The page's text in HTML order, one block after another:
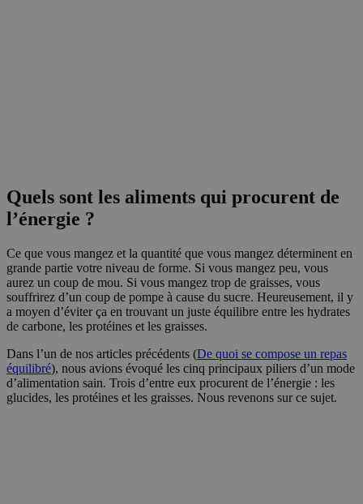
Quels sont les aliments qui procurent de
l’énergie ?
Ce que vous mangez et la quantité que vous mangez déterminent en
grande partie votre niveau de forme. Si vous mangez peu, vous
aurez un coup de mou. Si vous mangez trop de graisses, vous
souffrirez d’un coup de pompe à cause du sucre. Heureusement, il y
a moyen d’éviter ça en trouvant un juste équilibre entre les hydrates
de carbone, les protéines et les graisses.
Dans l’un de nos articles précédents (De quoi se compose un repas
équilibré), nous avions évoqué les cinq principaux piliers d’un mode
d’alimentation sain. Trois d’entre eux procurent de l’énergie : les
glucides, les protéines et les graisses. Nous revenons sur ce sujet.